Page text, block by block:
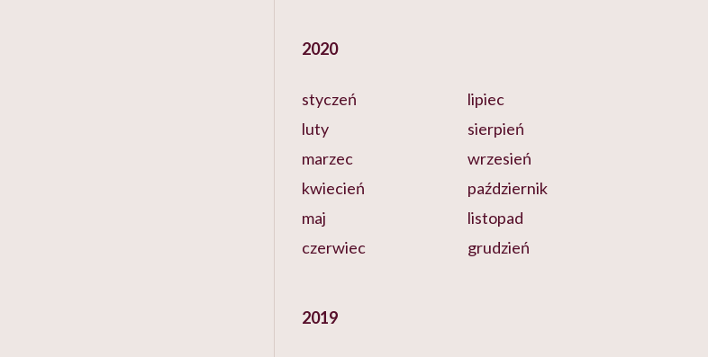
2020
styczeń
luty
marzec
kwiecień
maj
czerwiec
lipiec
sierpień
wrzesień
październik
listopad
grudzień
2019